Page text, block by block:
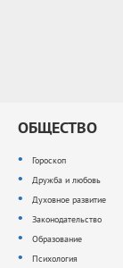
ОБЩЕСТВО
Гороскоп
Дружба и любовь
Духовное развитие
Законодательство
Образование
Психология